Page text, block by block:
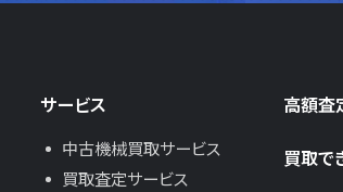
サービス
中古機械買取サービス
買取査定サービス
高額査
買取で